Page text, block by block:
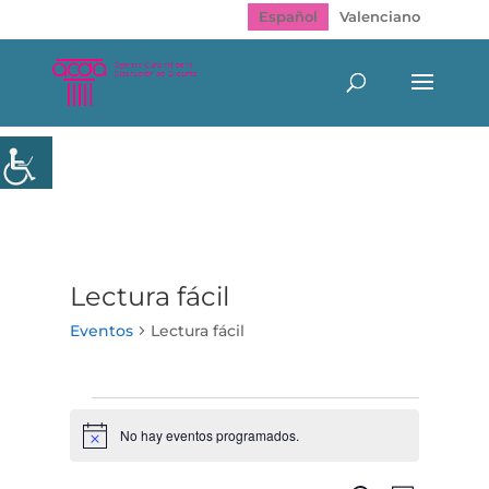
Español Valenciano
Lectura fácil
Eventos Lectura fácil
Aviso No hay eventos programados.